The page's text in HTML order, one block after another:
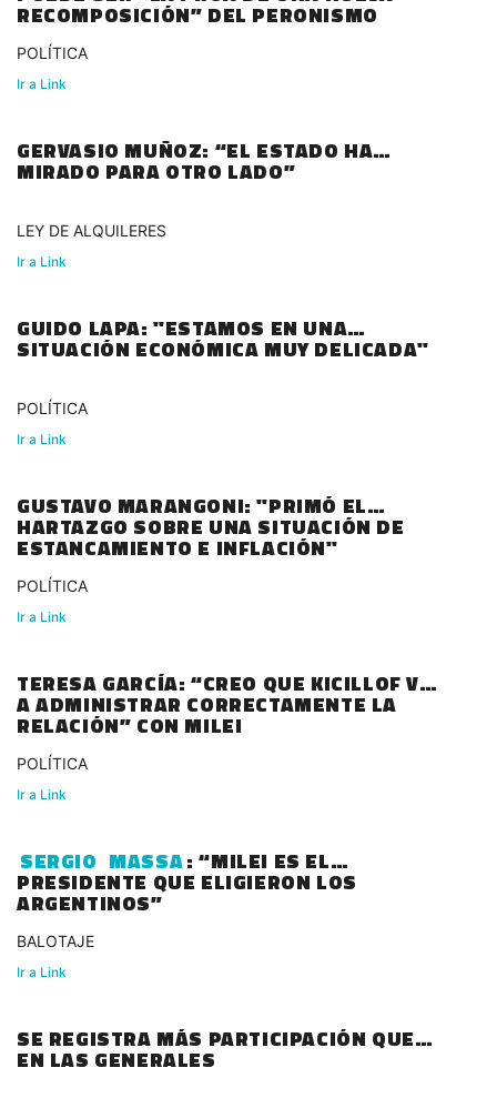
RECOMPOSICIÓN” DEL PERONISMO
POLÍTICA
Ir a Link
GERVASIO MUÑOZ: “EL ESTADO HA
MIRADO PARA OTRO LADO”
LEY DE ALQUILERES
Ir a Link
GUIDO LAPA: "ESTAMOS EN UNA
SITUACIÓN ECONÓMICA MUY DELICADA"
POLÍTICA
Ir a Link
GUSTAVO MARANGONI: "PRIMÓ EL
HARTAZGO SOBRE UNA SITUACIÓN DE
ESTANCAMIENTO E INFLACIÓN"
POLÍTICA
Ir a Link
TERESA GARCÍA: “CREO QUE KICILLOF VA
A ADMINISTRAR CORRECTAMENTE LA
RELACIÓN” CON MILEI
POLÍTICA
Ir a Link
SERGIO MASSA: “MILEI ES EL
PRESIDENTE QUE ELIGIERON LOS
ARGENTINOS”
BALOTAJE
Ir a Link
SE REGISTRA MÁS PARTICIPACIÓN QUE
EN LAS GENERALES